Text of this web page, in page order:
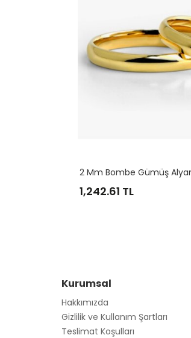
3,883.16TL
Kurumsal
Hakkımızda
Gizlilik ve Kullanım Şartları
Teslimat Koşulları